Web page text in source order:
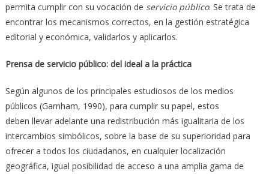
permita cumplir con su vocación de servicio público. Se trata de
encontrar los mecanismos correctos, en la gestión estratégica
editorial y económica, validarlos y aplicarlos.
Prensa de servicio público: del ideal a la práctica
Según algunos de los principales estudiosos de los medios
públicos (Garnham, 1990), para cumplir su papel, estos
deben llevar adelante una redistribución más igualitaria de los
intercambios simbólicos, sobre la base de su superioridad para
ofrecer a todos los ciudadanos, en cualquier localización
geográfica, igual posibilidad de acceso a una amplia gama de